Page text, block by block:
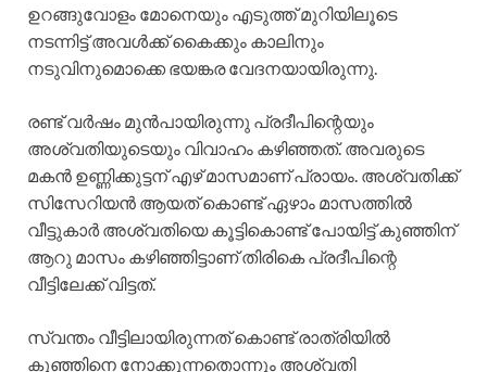
ഉറങ്ങുവോളം മോനെയും എടുത്ത് മുറിയിലൂടെ
നടന്നിട്ട് അവൾക്ക് കൈക്കും കാലിനും
നടുവിനുമൊക്കെ ഭയങ്കര വേദനയായിരുന്നു.
രണ്ട് വർഷം മുൻപായിരുന്നു പ്രദീപിന്റെയും
അശ്വതിയുടെയും വിവാഹം കഴിഞ്ഞത്. അവരുടെ
മകൻ ഉണ്ണിക്കുട്ടന് എഴ് മാസമാണ് പ്രായം. അശ്വതിക്ക്
സിസേറിയൻ ആയത് കൊണ്ട് ഏഴാം മാസത്തിൽ
വീട്ടുകാർ അശ്വതിയെ കൂട്ടികൊണ്ട് പോയിട്ട് കുഞ്ഞിന്
ആറു മാസം കഴിഞ്ഞിട്ടാണ് തിരികെ പ്രദീപിന്റെ
വീട്ടിലേക്ക് വിട്ടത്.
സ്വന്തം വീട്ടിലായിരുന്നത് കൊണ്ട് രാത്രിയിൽ
കുഞ്ഞിനെ നോക്കുന്നതൊന്നും അശ്വതി